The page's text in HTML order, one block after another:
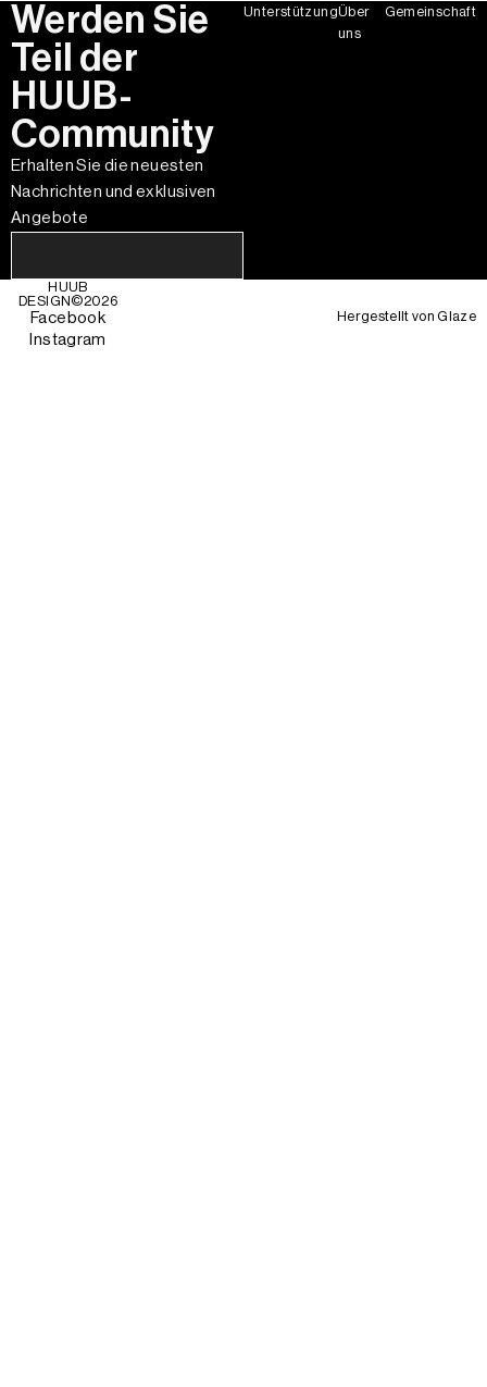
Werden Sie
Teil der
HUUB-
Community
Erhalten Sie die neuesten
Nachrichten und exklusiven
Angebote
UnterstützungÜber
uns
Gemeinschaft
HUUB
DESIGN©2026
Facebook
Instagram
Hergestellt vonGlaze